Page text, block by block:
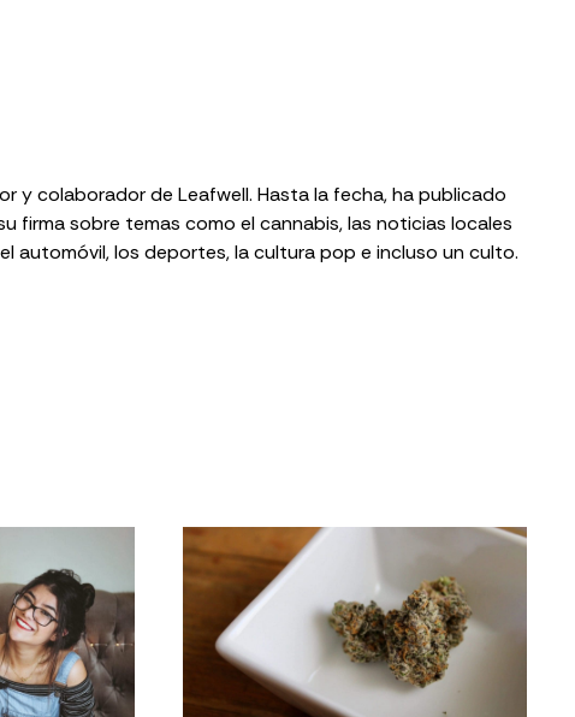
y colaborador de Leafwell. Hasta la fecha, ha publicado
firma sobre temas como el cannabis, las noticias locales
automóvil, los deportes, la cultura pop e incluso un culto.